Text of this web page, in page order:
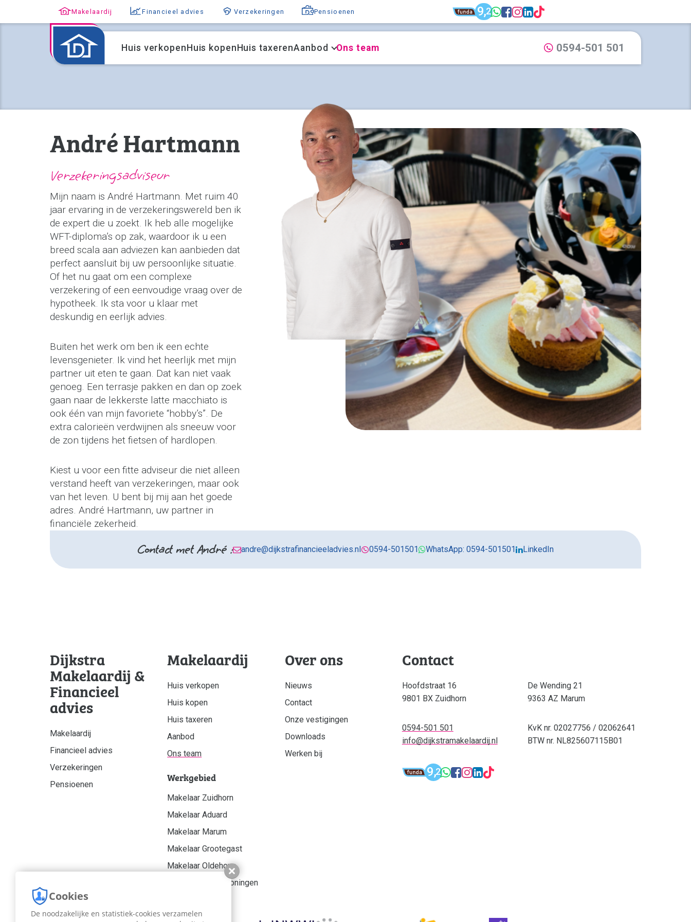
Makelaardij Financieel advies Verzekeringen Pensioenen Funda: Dijkstra Makelaardij & Financieel
Dijkstra Makelaardij & Financieel advies
9,2 WhatsApp: 0594-501 501
Facebook: Dijkstra
Instagram: Dijkstra
LinkedIn: Dijkstra
TikTok: Dijkstra
Huis verkopen Huis kopen Huis taxerenAanbod Ons team Bel ons via:
0594-501 501
André Hartmann
Verzekeringsadviseur
Mijn naam is André Hartmann. Met ruim 40
jaar ervaring in de verzekeringswereld ben ik
de expert die u zoekt. Ik heb alle mogelijke
WFT-diploma’s op zak, waardoor ik u een
breed scala aan adviezen kan aanbieden dat
perfect aansluit bij uw persoonlijke situatie.
Of het nu gaat om een complexe
verzekering of een eenvoudige vraag over de
hypotheek. Ik sta voor u klaar met
deskundig en eerlijk advies.
Buiten het werk om ben ik een echte
levensgenieter. Ik vind het heerlijk met mijn
partner uit eten te gaan. Dat kan niet vaak
genoeg. Een terrasje pakken en dan op zoek
gaan naar de lekkerste latte macchiato is
ook één van mijn favoriete “hobby’s”. De
extra calorieën verdwijnen als sneeuw voor
de zon tijdens het fietsen of hardlopen.
Kiest u voor een fitte adviseur die niet alleen
verstand heeft van verzekeringen, maar ook
van het leven. U bent bij mij aan het goede
adres. André Hartmann, uw partner in
financiële zekerheid.
Contact met André : andre@dijkstrafinancieeladvies.nl 0594-501501 WhatsApp: 0594-501501 LinkedIn
Dijkstra
Makelaardij &
Financieel
advies
Makelaardij
Financieel advies
Verzekeringen
Pensioenen
Makelaardij
Huis verkopen
Huis kopen
Huis taxeren
Aanbod
Ons team
Werkgebied
Makelaar Zuidhorn
Makelaar Aduard
Makelaar Marum
Makelaar Grootegast
Makelaar Oldehove
NVM Makelaar Groningen
Over ons
Nieuws
Contact
Onze vestigingen
Downloads
Werken bij
Contact
Hoofdstraat 16
9801 BX Zuidhorn
De Wending 21
9363 AZ Marum
0594-501 501
info@dijkstramakelaardij.nl
KvK nr. 02027756 / 02062641
BTW nr. NL825607115B01
Funda: Dijkstra Makelaardij & Financieel advies
Dijkstra Makelaardij & Financieel advies op Funda
9,2 WhatsApp: 0594-501 501
Facebook: Dijkstra
Instagram: Dijkstra
LinkedIn: Dijkstra
TikTok: Dijkstra
Cookies
De noodzakelijke en statistiek-cookies verzamelen
Sluiten